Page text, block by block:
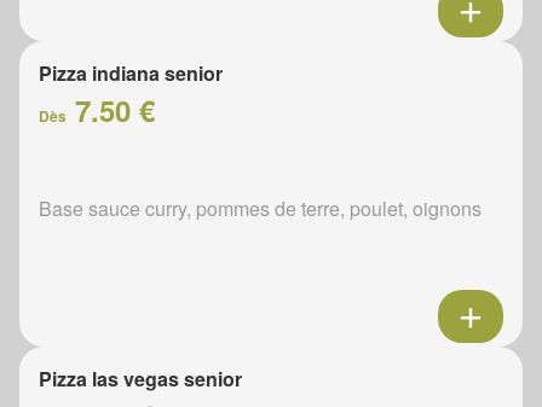
Pizza indiana senior
Dès 7.50 €
Base sauce curry, pommes de terre, poulet, oignons
Pizza las vegas senior